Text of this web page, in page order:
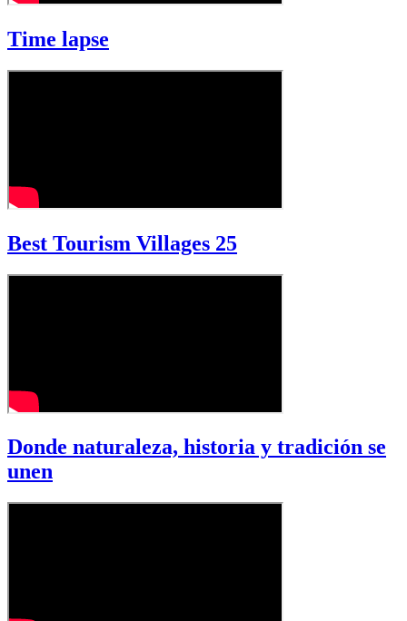
Time lapse
Best Tourism Villages 25
Donde naturaleza, historia y tradición se
unen